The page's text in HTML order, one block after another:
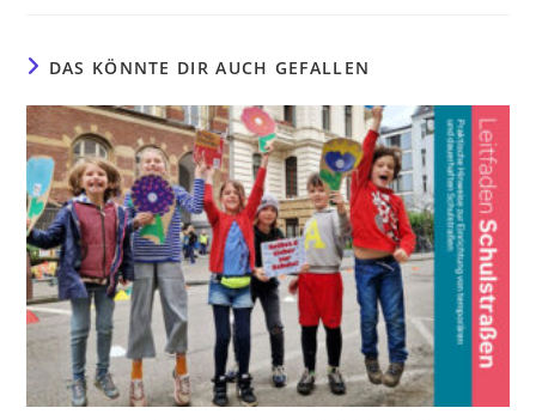
DAS KÖNNTE DIR AUCH GEFALLEN